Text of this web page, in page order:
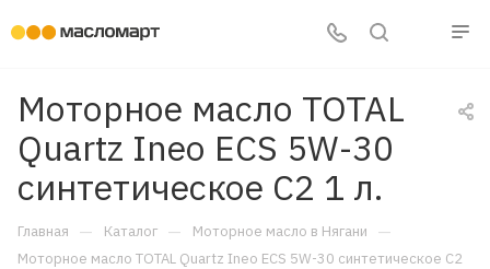
Моторное масло TOTAL
Quartz Ineo ECS 5W-30
синтетическое C2 1 л.
Главная — Каталог — Моторное масло в Нягани —
Моторное масло TOTAL Quartz Ineo ECS 5W-30 синтетическое C2